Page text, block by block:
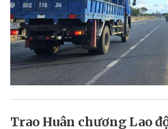
Trao Huân chương Lao